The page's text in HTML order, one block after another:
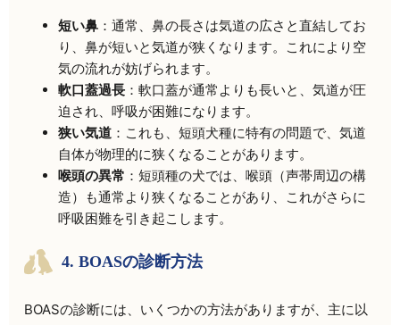
短い鼻：通常、鼻の長さは気道の広さと直結してお
り、鼻が短いと気道が狭くなります。これにより空
気の流れが妨げられます。
軟口蓋過長：軟口蓋が通常よりも長いと、気道が圧
迫され、呼吸が困難になります。
狭い気道：これも、短頭犬種に特有の問題で、気道
自体が物理的に狭くなることがあります。
喉頭の異常 ：短頭種の犬では、喉頭（声帯周辺の構
造）も通常より狭くなることがあり、これがさらに
呼吸困難を引き起こします。
4. BOASの診断方法
BOASの診断には、いくつかの方法がありますが、主に以